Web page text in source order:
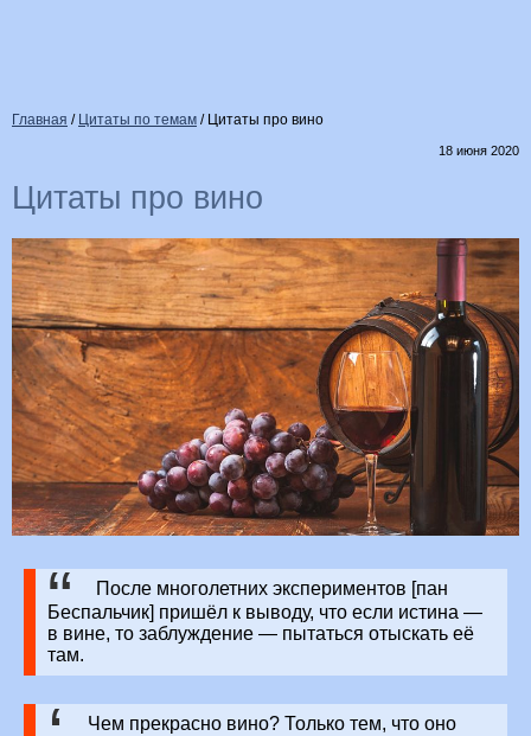
Главная / Цитаты по темам / Цитаты про вино
18 июня 2020
Цитаты про вино
После многолетних экспериментов [пан
Беспальчик] пришёл к выводу, что если истина —
в вине, то заблуждение — пытаться отыскать её
там.
Чем прекрасно вино? Только тем, что оно